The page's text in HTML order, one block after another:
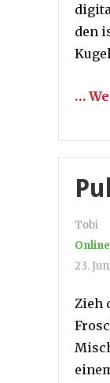
den
…
Tobi
Online
23.
Zieh